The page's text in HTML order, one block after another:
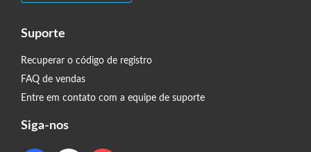
Suporte
Recuperar o código de registro
FAQ de vendas
Entre em contato com a equipe de suporte
Siga-nos